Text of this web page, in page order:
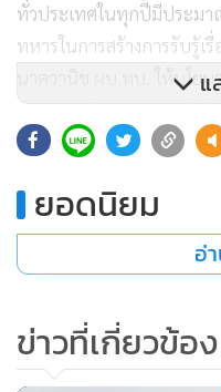
ทั่วประเทศในทุกปีมีประม
ทหารในการสร้างการรับรู้เ
นาควานิช ผบ.ทบ. ให้นโย
ทหารให้เป็นรูปธรรมนำไป
มีจิตอาสาช่วยเหลือประชา
ไม่ใช่การชี้นำ แต่เป็นการส
ชี้แจงประชาชนเพื่อประกอ
ผ่านมา พล.อ.ประยุทธ์ จัน
กับประชาชนตัดสินใจ
แ
ยอดนิยม
อ่
ข่าวที่เกี่ยวข้อง